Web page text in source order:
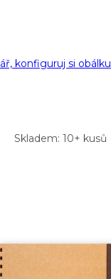
konfiguruj si obálku
Skladem: 10+ kusů